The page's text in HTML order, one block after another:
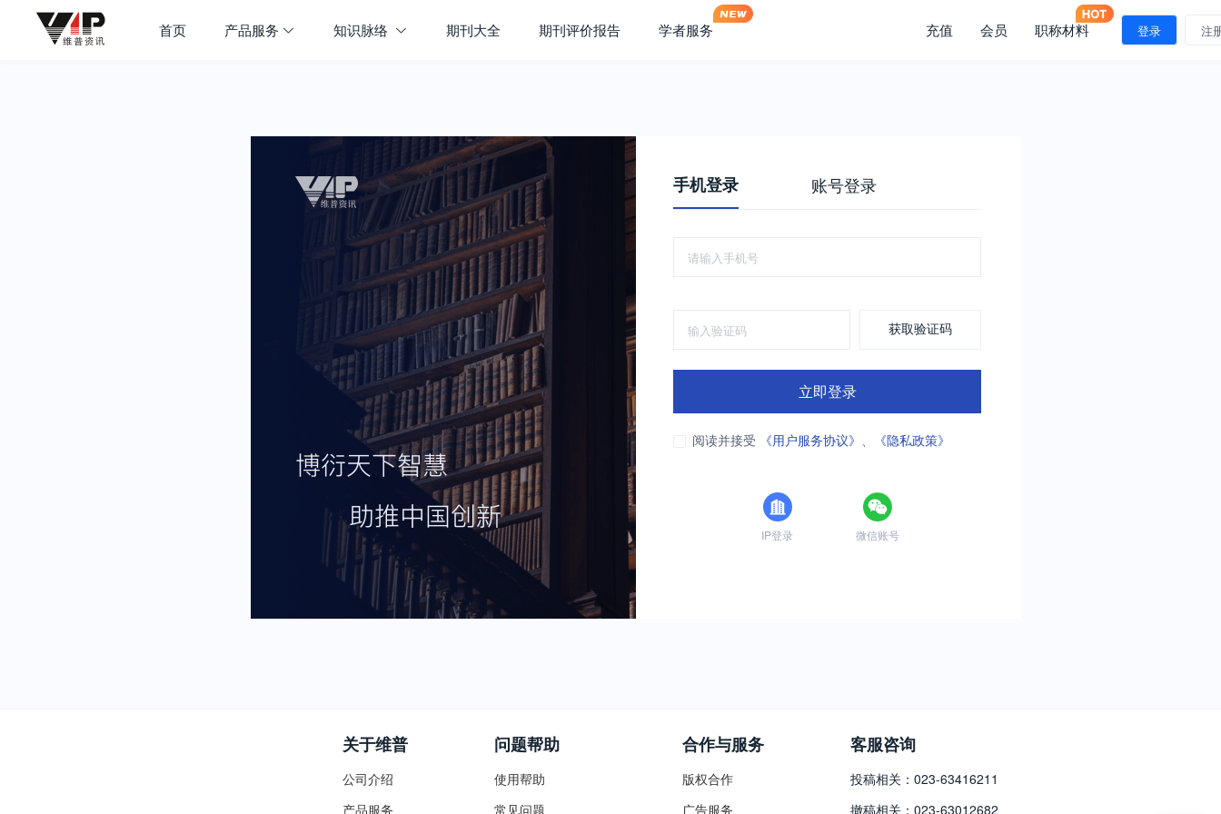
首页 产品服务 知识脉络 期刊大全 期刊评价报告 学者服务 充值 会员 职称材料 登录 注
手机登录 账号登录
获取验证码
立即登录
阅读并接受 《用户服务协议》 、 《隐私政策》
IP登录 微信账号
关于维普
公司介绍
产品服务
问题帮助
使用帮助
常见问题
合作与服务
版权合作
广告服务
客服咨询
投稿相关：023-63416211
撤稿相关：023-63012682